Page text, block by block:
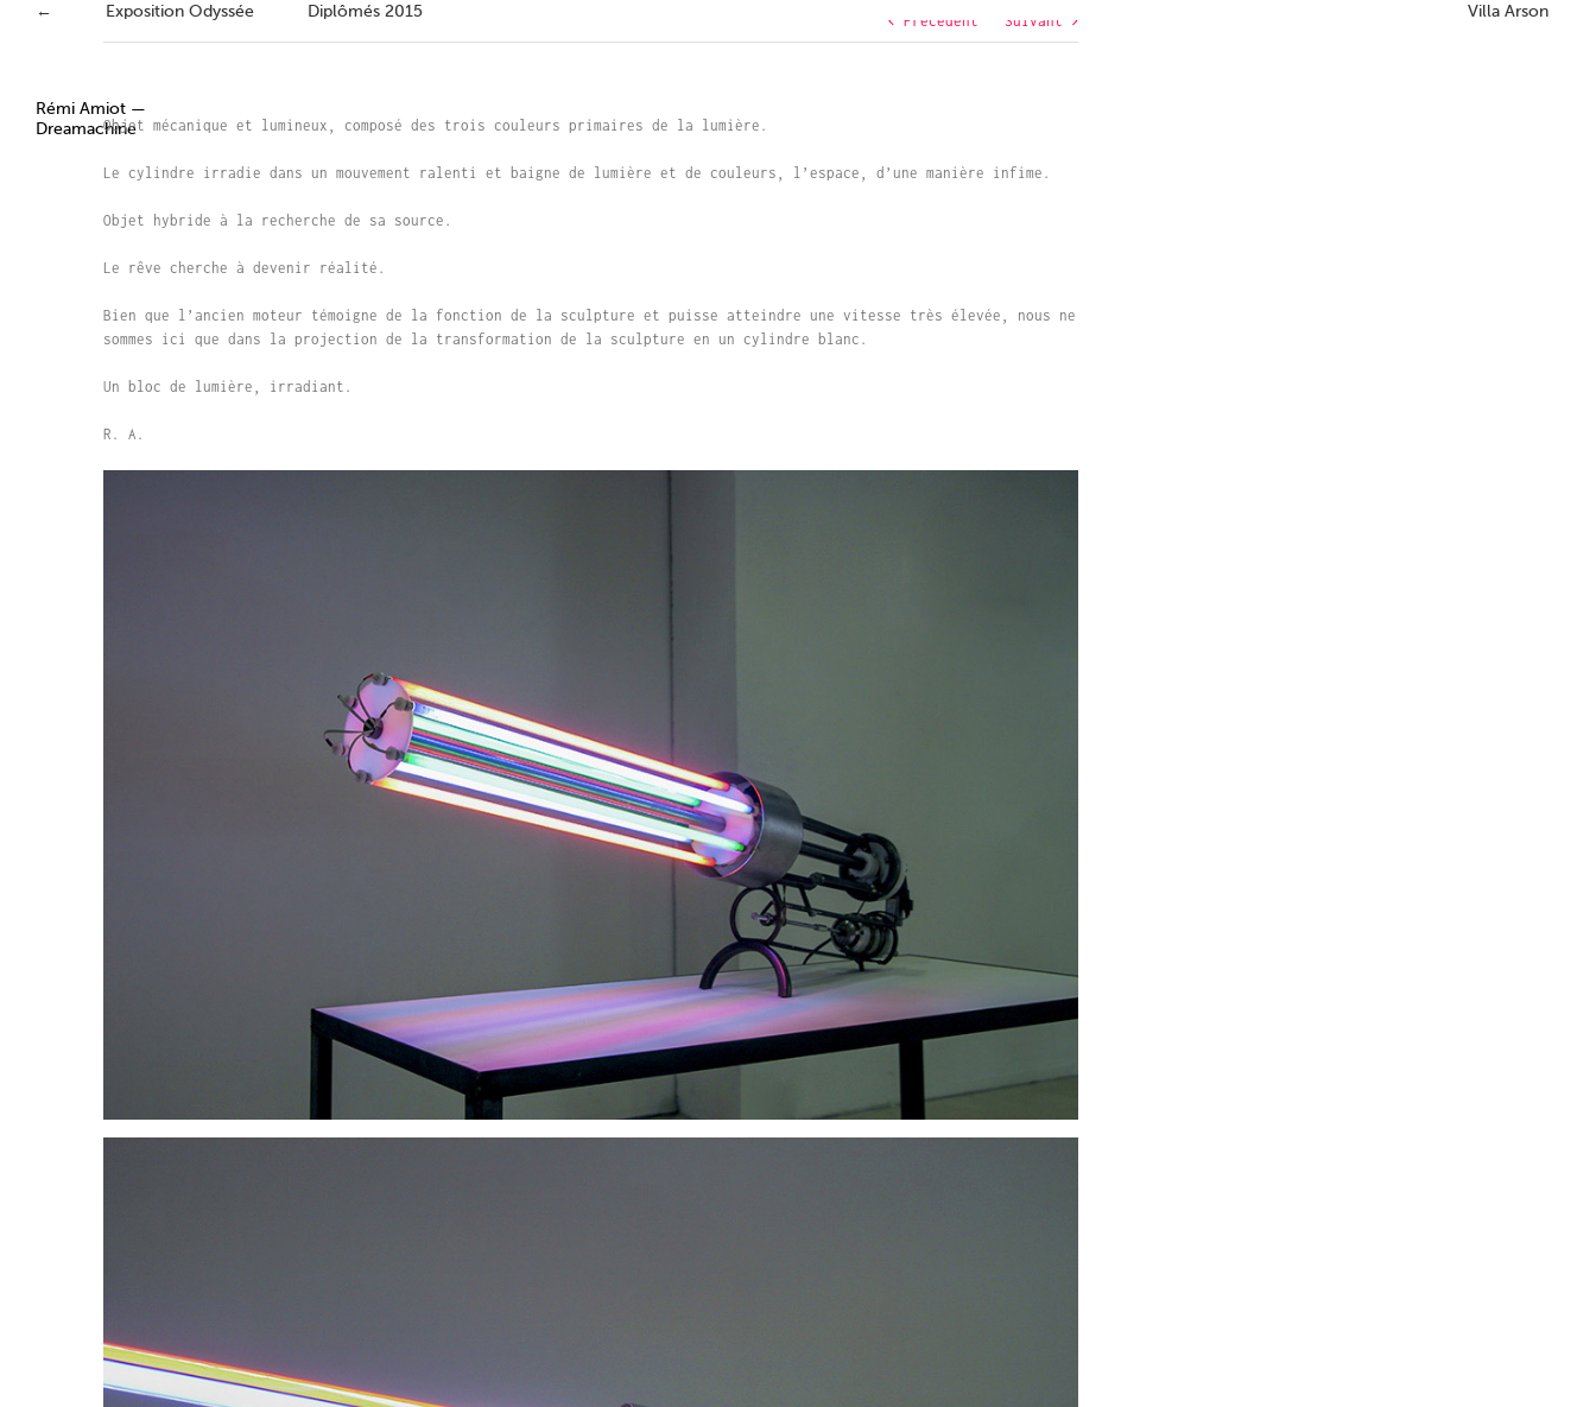
Passer
← Exposition Odyssée Diplômés 2015 Villa Arson
Rémi Amiot —
Dreamachine
Précédent Suivant
Objet mécanique et lumineux, composé des trois couleurs primaires de la lumière.
Le cylindre irradie dans un mouvement ralenti et baigne de lumière et de couleurs, l’espace, d’une manière infime.
Objet hybride à la recherche de sa source.
Le rêve cherche à devenir réalité.
Bien que l’ancien moteur témoigne de la fonction de la sculpture et puisse atteindre une vitesse très élevée, nous ne
sommes ici que dans la projection de la transformation de la sculpture en un cylindre blanc.
Un bloc de lumière, irradiant.
R. A.